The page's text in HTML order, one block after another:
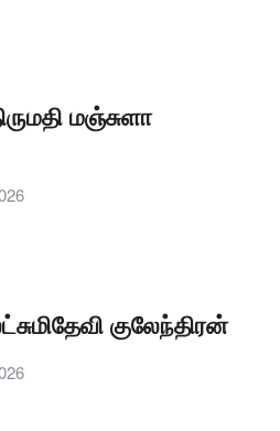
மஞ்சுளா
குலேந்திரன்